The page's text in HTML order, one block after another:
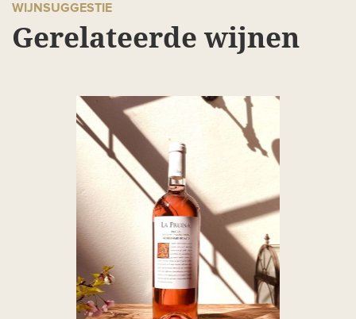
WIJNSUGGESTIE
Gerelateerde wijnen